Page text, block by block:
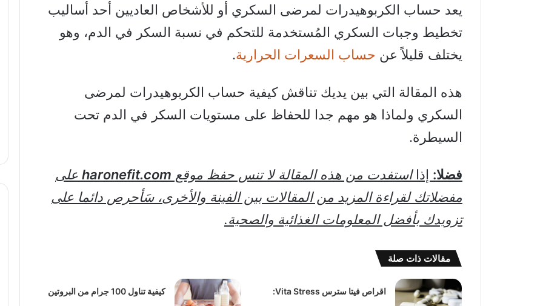
يعد حساب الكربوهيدرات لمرضى السكري أو للأشخاص العاديين أحد أساليب
تخطيط وجبات السكري المُستخدمة للتحكم في نسبة السكر في الدم، وهو
يختلف قليلاً عن حساب السعرات الحرارية.
هذه المقالة التي بين يديك تناقش كيفية حساب الكربوهيدرات لمرضى
السكري ولماذا هو مهم جدا للحفاظ على مستويات السكر في الدم تحت
السيطرة.
فضلا: إذااستفدت من هذه المقالة لا تنس حفظ موقع haronefit.com على
مفضلاتك لقراءة المزيد من المقالات بين الفينة والأخرى، سَأحرص دائما على
تزويدك بأفضل المعلومات الغذائية والصحية.
مقالات ذات صلة
اقراص فيتا سترس Vita Stress: كيفية تناول 100 جرام من البروتين